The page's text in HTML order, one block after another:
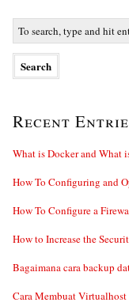
Recent
What is Docker and What
How To Configuring and
How To Configure a
How to Increase the
Bagaimana cara backup
Cara Membuat